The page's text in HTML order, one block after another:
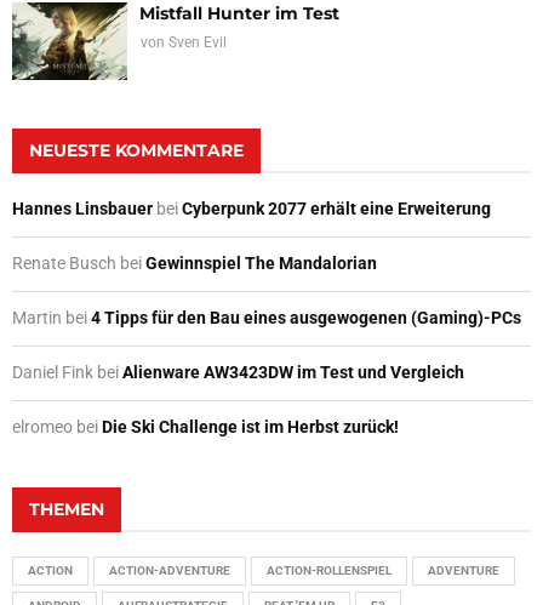
Mistfall Hunter im Test
von Sven Evil
NEUESTE KOMMENTARE
Hannes Linsbauer beiCyberpunk 2077 erhält eine Erweiterung
Renate Busch beiGewinnspiel The Mandalorian
Martin bei4 Tipps für den Bau eines ausgewogenen (Gaming)-PCs
Daniel Fink beiAlienware AW3423DW im Test und Vergleich
elromeo beiDie Ski Challenge ist im Herbst zurück!
THEMEN
ACTION ACTION-ADVENTURE ACTION-ROLLENSPIEL ADVENTURE